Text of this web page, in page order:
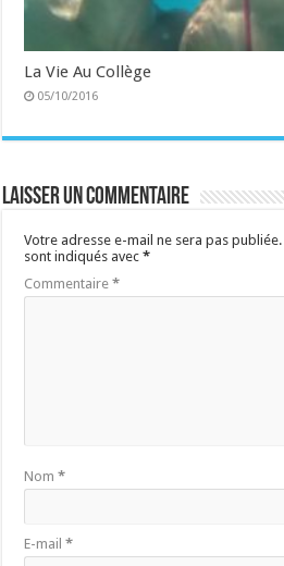
La Vie Au Collège
05/10/2016
Laisser un commentaire
Votre adresse e-mail ne sera pas publiée.
sont indiqués avec*
Commentaire*
Nom*
E-mail*